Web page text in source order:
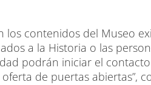
los contenidos del Museo
a la Historia o las
podrán iniciar el
de puertas abiertas”,